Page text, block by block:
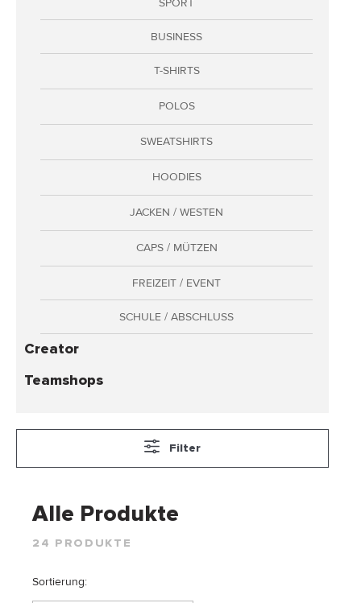
Adressen
Zahlungsarten
Widerruf erklären
BUSINESS
T-SHIRTS
POLOS
SWEATSHIRTS
HOODIES
JACKEN / WESTEN
CAPS / MÜTZEN
FREIZEIT / EVENT
SCHULE / ABSCHLUSS
Creator
Teamshops
Filter
Alle Produkte
24 PRODUKTE
Sortierung: